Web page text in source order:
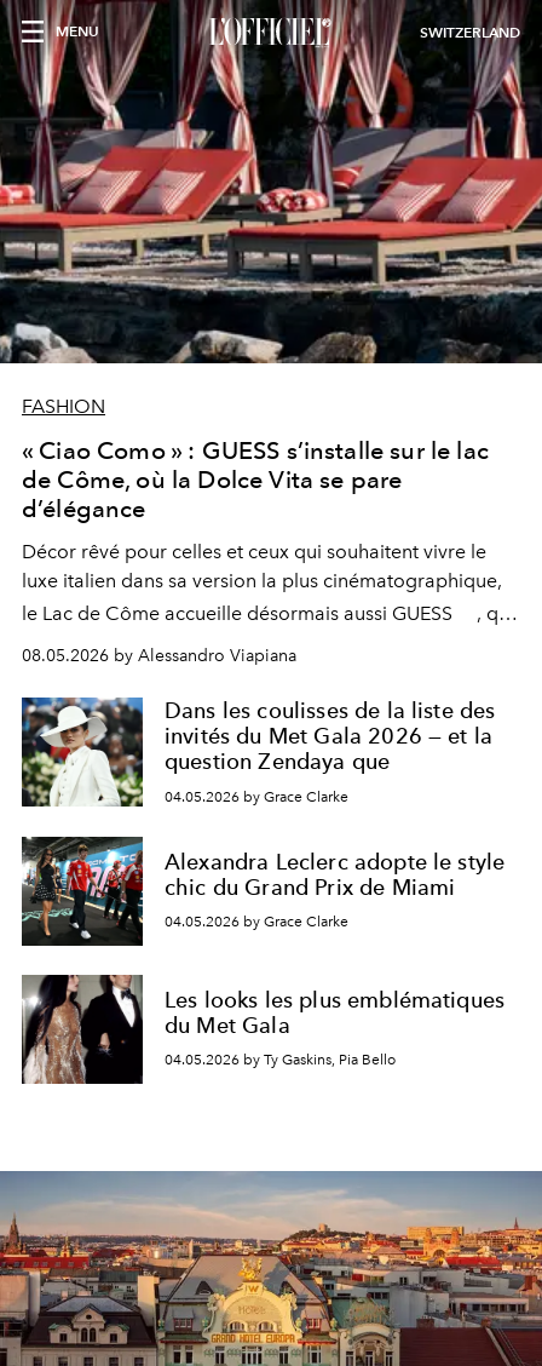
MENU SWITZERLAND
FASHION
« Ciao Como » : GUESS s’installe sur le lac
de Côme, où la Dolce Vita se pare
d’élégance
Décor rêvé pour celles et ceux qui souhaitent vivre le
luxe italien dans sa version la plus cinématographique,
le Lac de Côme accueille désormais aussi GUESS
, qui
signe un takeover entre boutiques, hôtels, bateaux et
fragrances. L’une des opérations de style les plus
réussies de la saison.
08.05.2026 by Alessandro Viapiana
Dans les coulisses de la liste des
invités du Met Gala 2026 — et la
question Zendaya que
04.05.2026 by Grace Clarke
Alexandra Leclerc adopte le style
chic du Grand Prix de Miami
04.05.2026 by Grace Clarke
Les looks les plus emblématiques
du Met Gala
04.05.2026 by Ty Gaskins, Pia Bello